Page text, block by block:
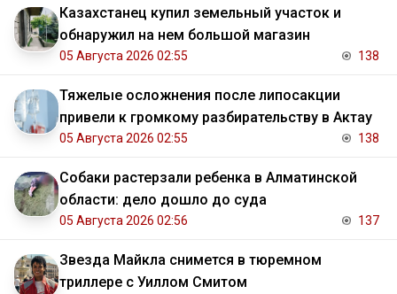
Казахстанец купил земельный участок и
обнаружил на нем большой магазин
05 Августа 2026 02:55 138
Тяжелые осложнения после липосакции
привели к громкому разбирательству в Актау
05 Августа 2026 02:55 138
Собаки растерзали ребенка в Алматинской
области: дело дошло до суда
05 Августа 2026 02:56 137
Звезда Майкла снимется в тюремном
триллере с Уиллом Смитом